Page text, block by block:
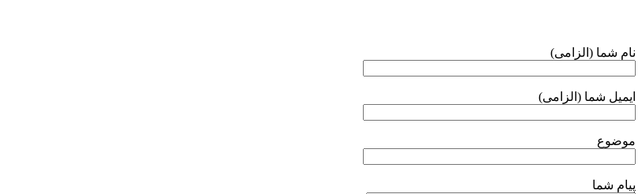
نام شما (الزامی)
ایمیل شما (الزامی)
موضوع
پیام شما